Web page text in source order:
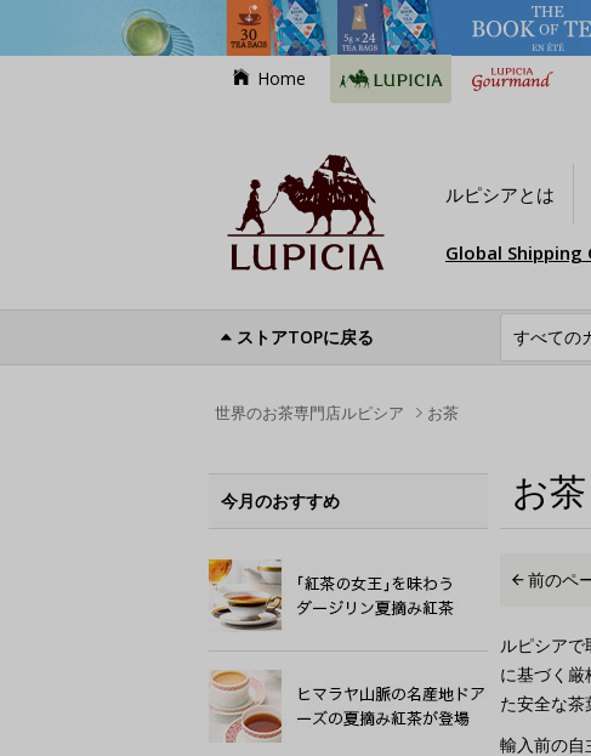
Home
ルピシアとは
Global Shipping
ストアTOPに戻る
世界のお茶専門店ルピシア お茶
お茶
前のペ
ルピシア
に基づく厳
た安全な茶
輸入前の自
今月のおすすめ